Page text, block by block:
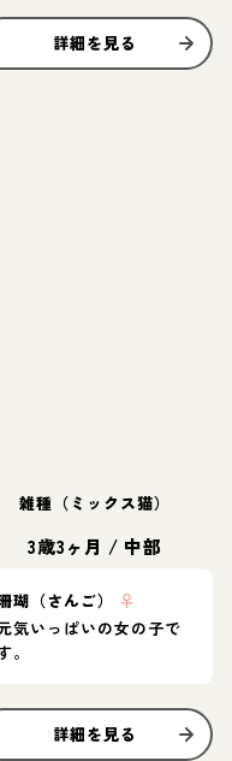
詳細を見る
雑種（ミックス猫）
3歳3ヶ月 / 中部
瑚（さんご）
♀
気いっぱいの女の子で
。
詳細を見る